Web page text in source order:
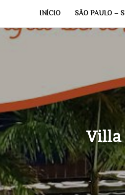
INÍCIO SÃO PAULO –
Villa